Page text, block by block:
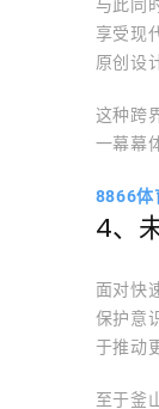
与此同
享受现
原创设
这种跨
一幕幕
8866体
4、
面对快
保护意
于推动
至于釜